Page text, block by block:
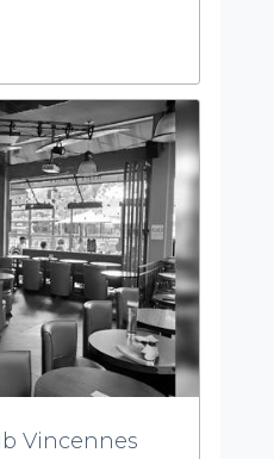
Vincennes